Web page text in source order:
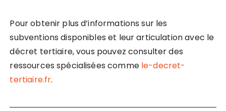
Pour obtenir plus d’informations sur les
subventions disponibles et leur articulation avec le
décret tertiaire, vous pouvez consulter des
ressources spécialisées comme le-decret-
tertiaire.fr.